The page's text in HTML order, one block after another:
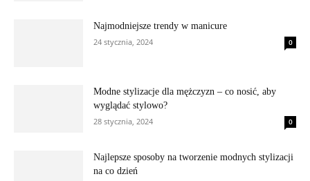
Najmodniejsze trendy w manicure
24 stycznia, 2024
0
Modne stylizacje dla mężczyzn – co nosić, aby
wyglądać stylowo?
28 stycznia, 2024
0
Najlepsze sposoby na tworzenie modnych stylizacji
na co dzień